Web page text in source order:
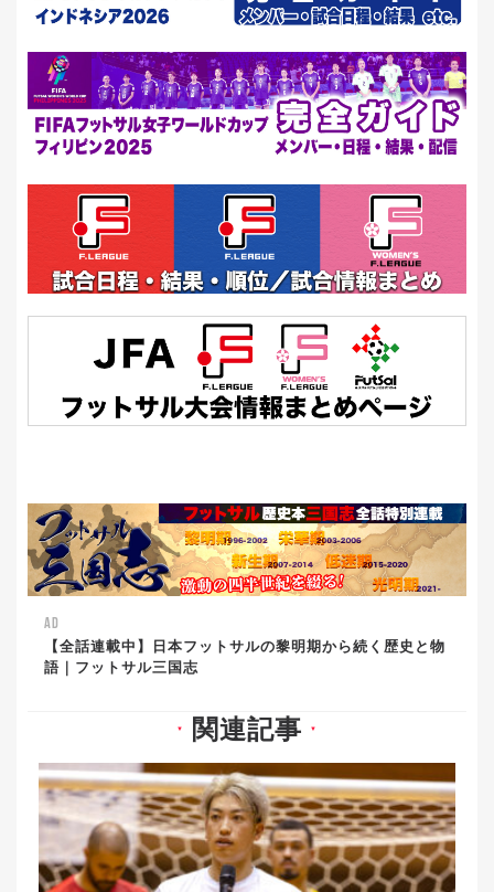
AD
【全話連載中】日本フットサルの黎明期から続く歴史と物
語｜フットサル三国志
▼ 関連記事 ▼